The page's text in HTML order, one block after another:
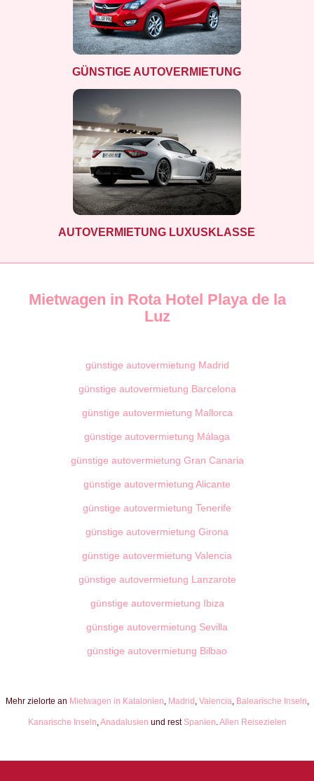
GÜNSTIGE AUTOVERMIETUNG
AUTOVERMIETUNG LUXUSKLASSE
Mietwagen in Rota Hotel Playa de la
Luz
günstige autovermietung Madrid
günstige autovermietung Barcelona
günstige autovermietung Mallorca
günstige autovermietung Málaga
günstige autovermietung Gran Canaria
günstige autovermietung Alicante
günstige autovermietung Tenerife
günstige autovermietung Girona
günstige autovermietung Valencia
günstige autovermietung Lanzarote
günstige autovermietung Ibiza
günstige autovermietung Sevilla
günstige autovermietung Bilbao
Mehr zielorte an Mietwagen in Katalonien, Madrid , Valencia, Balearische Inseln,
Kanarische Inseln,Anadalusien und rest Spanien.Allen Reisezielen